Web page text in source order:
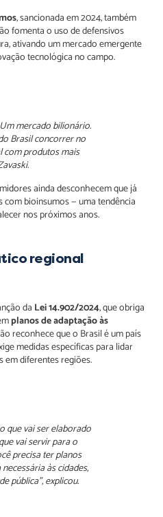
, sancionada em 2024, também
fomenta o uso de defensivos
ativando um mercado emergente
tecnológica no campo.
mercado bilionário.
Brasil concorrer no
com produtos mais
ainda desconhecem que já
bioinsumos — uma tendência
nos próximos anos.
regional
da Lei 14.902/2024, que obriga
planos de adaptação às
reconhece que o Brasil é um país
medidas específicas para lidar
em diferentes regiões.
que vai ser elaborado
vai servir para o
precisa ter planos
às cidades,
pública”, explicou.